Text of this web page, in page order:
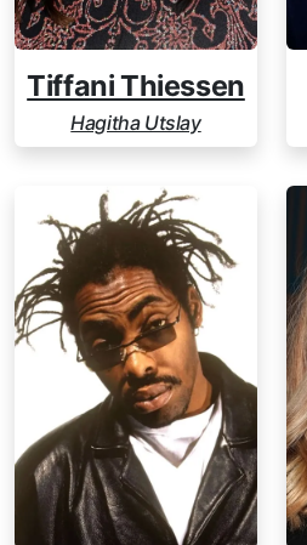
Tiffani Thiessen
Hagitha Utslay